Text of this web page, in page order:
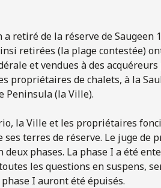
a retiré de la réserve de
retirées (la plage contestée)
et vendues à des
propriétaires de chalets, à la
Peninsula (la Ville).
la Ville et les propriétaires
terres de réserve. Le juge de
phases. La phase I a été
les questions en suspens,
I auront été épuisés.